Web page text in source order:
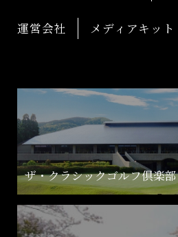
運営会社 メディアキット
ザ・クラシックゴルフ倶楽部